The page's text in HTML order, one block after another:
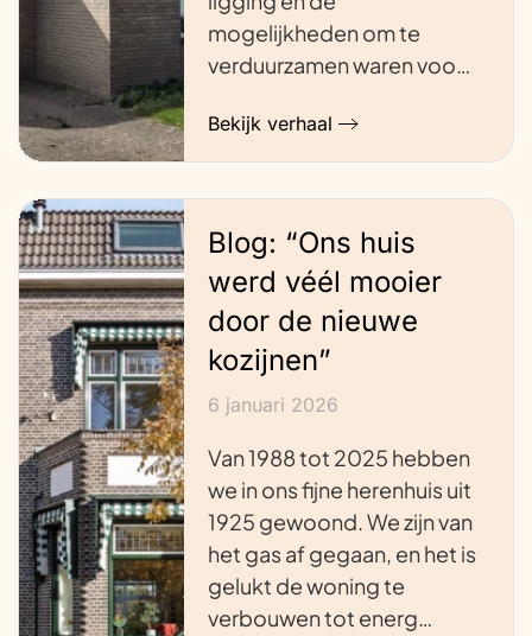
mogelijkheden om te
verduurzamen waren voo…
Bekijk verhaal
Blog: “Ons huis
werd véél mooier
door de nieuwe
kozijnen”
6 januari 2026
Van 1988 tot 2025 hebben
we in ons fijne herenhuis uit
1925 gewoond. We zijn van
het gas af gegaan, en het is
gelukt de woning te
verbouwen tot energ…